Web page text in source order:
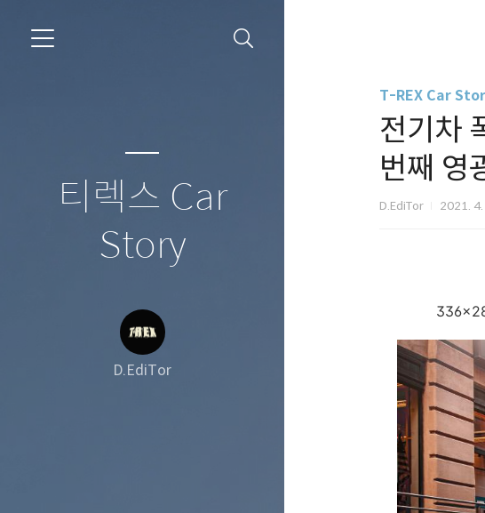
티렉스 Car
Story
D.EdiTor
T-REX Car
전기차
번째 영
D.EdiTor 2021.